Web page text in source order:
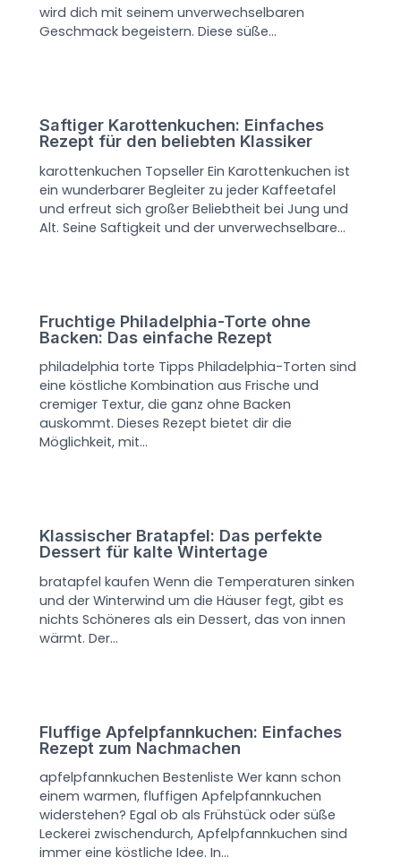
wird dich mit seinem unverwechselbaren
Geschmack begeistern. Diese süße…
Saftiger Karottenkuchen: Einfaches
Rezept für den beliebten Klassiker
karottenkuchen Topseller Ein Karottenkuchen ist
ein wunderbarer Begleiter zu jeder Kaffeetafel
und erfreut sich großer Beliebtheit bei Jung und
Alt. Seine Saftigkeit und der unverwechselbare…
Fruchtige Philadelphia-Torte ohne
Backen: Das einfache Rezept
philadelphia torte Tipps Philadelphia-Torten sind
eine köstliche Kombination aus Frische und
cremiger Textur, die ganz ohne Backen
auskommt. Dieses Rezept bietet dir die
Möglichkeit, mit…
Klassischer Bratapfel: Das perfekte
Dessert für kalte Wintertage
bratapfel kaufen Wenn die Temperaturen sinken
und der Winterwind um die Häuser fegt, gibt es
nichts Schöneres als ein Dessert, das von innen
wärmt. Der…
Fluffige Apfelpfannkuchen: Einfaches
Rezept zum Nachmachen
apfelpfannkuchen Bestenliste Wer kann schon
einem warmen, fluffigen Apfelpfannkuchen
widerstehen? Egal ob als Frühstück oder süße
Leckerei zwischendurch, Apfelpfannkuchen sind
immer eine köstliche Idee. In…